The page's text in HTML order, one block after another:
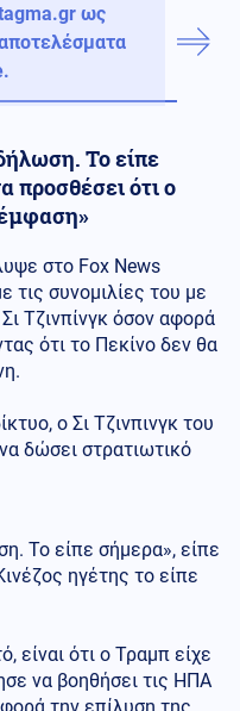
ως
Το είπε
προσθέσει ότι ο
έμφαση»
στο Fox News
τις συνομιλίες του με
Τζινπίνγκ όσον αφορά
ότι το Πεκίνο δεν θα
ο Σι Τζινπινγκ του
δώσει στρατιωτικό
Το είπε σήμερα», είπε
ηγέτης το είπε
είναι ότι ο Τραμπ είχε
να βοηθήσει τις ΗΠΑ